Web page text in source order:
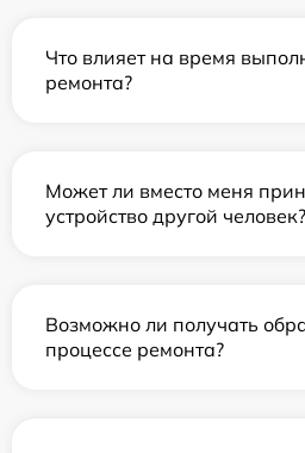
Что влияет на время
ремонта?
Может ли вместо меня
устройство другой человек?
Возможно ли получать
процессе ремонта?